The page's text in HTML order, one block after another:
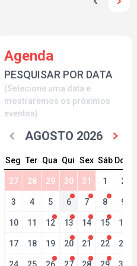
Agenda
PESQUISAR POR DATA
(Selecione uma data e
mostraremos os próximos
eventos)
AGOSTO 2026
Seg Ter Qua Qui Sex Sáb Dom
27 28 29 30 31 1 2
3 4 5 6 7 8 9
10 11 12 13 14 15 16
17 18 19 20 21 22 23